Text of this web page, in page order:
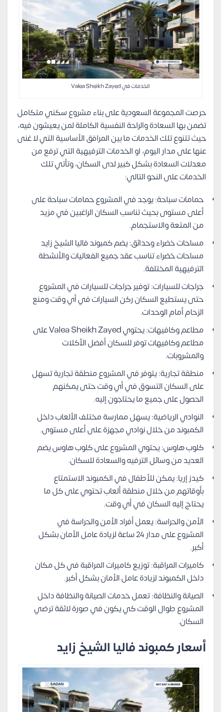
الخدمات في Valea Sheikh Zayed
حرصت المجموعة السعودية على بناء مشروع سكني متكامل
تضمن بها السعادة والراحة النفسية الكاملة لمن يعيشون فيه،
حيث تتنوع تلك الخدمات ما بين المرافق الأساسية التي لا غنى
عنها على مدار اليوم، او الخدمات الترفيهية التي ترفع من
معدلات السعادة بشكل كبير لدى السكان، وتأتي تلك
الخدمات على النحو التالي:
حمامات سباحة: يوجد في المشروع حمامات سباحة على
أعلى مستوى بحيث تناسب السكان الراغبين في مزيد
من المتعة والاستجمام.
مساحات خضراء وحدائق: يضم كمبوند فاليا الشيخ زايد
مساحات خضراء تناسب عقد جميع الفعاليات والأنشطة
الترفيهية المختلفة.
جراجات للسيارات: توفير جراجات للسيارات في المشروع
حتى يستطيع السكان ركن السيارات في أي وقت ومنع
الزحام أمام الوحدات.
مطاعم وكافيهات: يحتوي Valea Sheikh Zayed على
مطاعم وكافيهات توفر للسكان أفضل الأكلات
والمشروبات.
منطقة تجارية: يتوفر في المشروع منطقة تجارية تسهل
على السكان التسوق في أي وقت حتى يمكنهم
الحصول على جميع ما يحتاجون إليه.
النوادي الرياضية: يسهل ممارسة مختلف الألعاب داخل
الكمبوند من خلال نوادي مجهزة على أعلى مستوى.
كلوب هاوس: يحتوي المشروع على كلوب هاوس يضم
العديد من وسائل الترفيه والسعادة للسكان.
كيدز إريا: يمكن للأطفال في الكمبوند الاستمتاع
بأوقاتهم من خلال منطقة ألعاب تحتوي على كل ما
يحتاج إليه السكان في أي وقت.
الأمن والحراسة: يعمل أفراد الأمن والحراسة في
المشروع على مدار 24 ساعة لزيادة عامل الأمان بشكل
أكبر.
كاميرات المراقبة: توزيع كاميرات المراقبة في كل مكان
داخل الكمبوند لزيادة عامل الأمان بشكل أكبر.
الصيانة والنظافة: تعمل خدمات الصيانة والنظافة داخل
المشروع طوال الوقت كي يكون في صورة لائقة ترضي
السكان.
أسعار كمبوند فاليا الشيخ زايد